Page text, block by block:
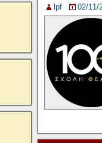
lpf 02/11/